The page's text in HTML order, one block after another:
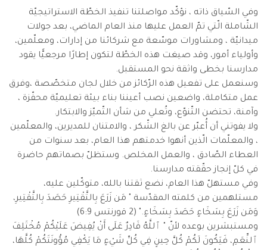
وفي السّياق ذاته ، نؤكّد مواصلتنا تنفيذ الخطّة الاستراتيجيّة
الشّاملة الّتي تمّ العمل عليها منذ العام الماضي، بعد جولات
ميدانيّة ، ومشاورات موسّعة مع شركائنا من إدارات، ومعلّمين،
وأولياء أمور، وقد صيغت هذه الخطّة لتكون إطارًا مرجعيًّا يقود
مدارسنا بخطى واثقة نحو المستقبل.
وسنعمل على تفعيل هذه الرّكائز من خلال لجان متخصّصة ،وفرق
عمل متكاملة، واضعين نصب أعيننا بناء بيئة تعليميّة محفّزة ،
وآمنة، تحتضن التّنوّع، وتُعلي من شأن التّميّز والابتكار.
ولا يفوتني أن أُعبّر عن بالغ الشّكر ، والامتنان للمديرين، والمعلّمين
، والمعلّمات الّذين أنهوا خدمتهم هذا العام، بعد سنوات من
العطاء الصّادق ، والعمل المخلص. وستظلّ بصماتهم حاضرة
في كلّ إنجاز حقّقته مدارسنا.
وفي مستهلّ هذا العام، نضع ثقتنا بالله، متوكّلين عليه،
مستلهمين من كلمته المقدّسة " مَن زَرَعَ بِالتَّقْتِيرِ حَصَدَ بِالتَّقْتِيرِ،
وَمَن زَرَعَ بِسَخَاءٍ حَصَدَ بِسَخَاءٍ." (2 قورنتس 6:9)
ومستبشرين بوعده لأنّ " ٱللَّهُ قَادِرٌ عَلَى أَنْ يُفِيضَ عَلَيْكُمْ مُخْتَلِفَ
ٱلنِّعَمِ، فَيَكُونَ لَكُمْ كُلَّ حِينٍ فِي كُلِّ شَيْءٍ مَا يَكْفِي مُؤُونَتَكُمْ كُلَّهَا،